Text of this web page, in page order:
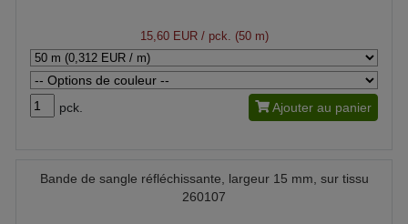
15,60 EUR/ pck. (50 m)
pck. Ajouter au panier
Bande de sangle réfléchissante, largeur 15 mm, sur tissu
260107